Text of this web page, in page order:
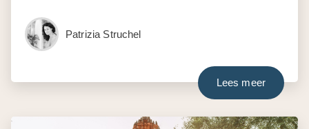
Patrizia Struchel
Lees meer